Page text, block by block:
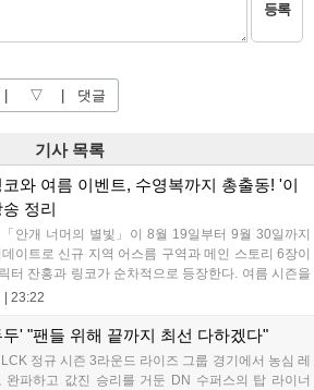
등록
▽ 댓글
기사 목록
와 여름 이벤트, 수영복까지 총출동! '이
정리
안개 너머의 별빛」이 8월 19일부터 9월 30일까지
이트로 신규 지역 어스름 구역과 메인 스토리 6장이
터 잔홍과 링코가 순차적으로 등장한다. 여름 시즌을
상 오토바이 등 다채로운 이벤트가 열리고, 캐릭터
종이 제공되며, 상세 일정은 공식 채널을 통해 확인할
23:22
' "팬들 위해 끝까지 최선 다하겠다"
정규 시즌 3라운드 라이즈 그룹 경기에서 농심 레
완파하고 값진 승리를 거둔 DN 수퍼스의 탑 라이너